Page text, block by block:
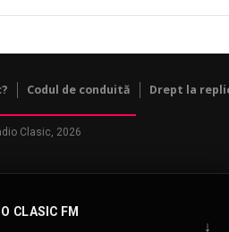
CLASIC FM
↓
Codul de conduită Drept la
Clasic, 2026